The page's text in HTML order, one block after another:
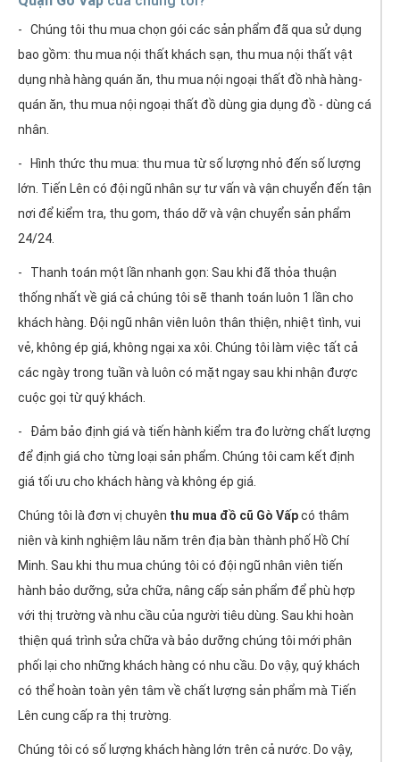
- Chúng tôi thu mua chọn gói các sản phẩm đã qua sử dụng
bao gồm: thu mua nội thất khách sạn, thu mua nội thất vật
dụng nhà hàng quán ăn, thu mua nội ngoại thất đồ nhà hàng-
quán ăn, thu mua nội ngoại thất đồ dùng gia dụng đồ - dùng cá
nhân.
- Hình thức thu mua: thu mua từ số lượng nhỏ đến số lượng
lớn. Tiến Lên có đội ngũ nhân sự tư vấn và vận chuyển đến tận
nơi để kiểm tra, thu gom, tháo dỡ và vận chuyển sản phẩm
24/24.
- Thanh toán một lần nhanh gọn: Sau khi đã thỏa thuận
thống nhất về giá cả chúng tôi sẽ thanh toán luôn 1 lần cho
khách hàng. Đội ngũ nhân viên luôn thân thiện, nhiệt tình, vui
vẻ, không ép giá, không ngại xa xôi. Chúng tôi làm việc tất cả
các ngày trong tuần và luôn có mặt ngay sau khi nhận được
cuộc gọi từ quý khách.
- Đảm bảo định giá và tiến hành kiểm tra đo lường chất lượng
để định giá cho từng loại sản phẩm. Chúng tôi cam kết định
giá tối ưu cho khách hàng và không ép giá.
Chúng tôi là đơn vị chuyên thu mua đồ cũ Gò Vấpcó thâm
niên và kinh nghiệm lâu năm trên địa bàn thành phố Hồ Chí
Minh. Sau khi thu mua chúng tôi có đội ngũ nhân viên tiến
hành bảo dưỡng, sửa chữa, nâng cấp sản phẩm để phù hợp
với thị trường và nhu cầu của người tiêu dùng. Sau khi hoàn
thiện quá trình sửa chữa và bảo dưỡng chúng tôi mới phân
phối lại cho những khách hàng có nhu cầu. Do vậy, quý khách
có thể hoàn toàn yên tâm về chất lượng sản phẩm mà Tiến
Lên cung cấp ra thị trường.
Chúng tôi có số lượng khách hàng lớn trên cả nước. Do vậy,